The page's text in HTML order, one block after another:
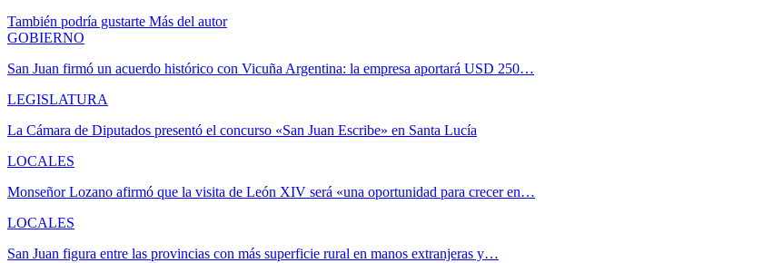
También podría gustarte Más del autor
GOBIERNO
San Juan firmó un acuerdo histórico con Vicuña Argentina: la empresa aportará USD 250…
LEGISLATURA
La Cámara de Diputados presentó el concurso «San Juan Escribe» en Santa Lucía
LOCALES
Monseñor Lozano afirmó que la visita de León XIV será «una oportunidad para crecer en…
LOCALES
San Juan figura entre las provincias con más superficie rural en manos extranjeras y…